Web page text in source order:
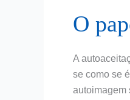
O
A
se como se
autoimagem